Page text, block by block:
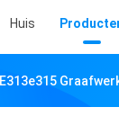
Huis
E313e315